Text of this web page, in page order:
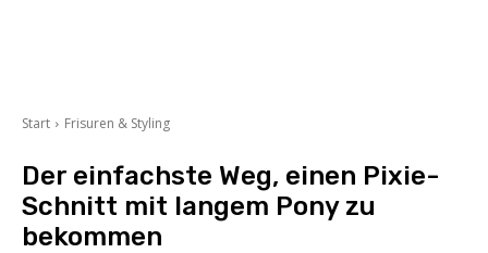
Start Frisuren & Styling
Der einfachste Weg, einen Pixie-
Schnitt mit langem Pony zu
bekommen